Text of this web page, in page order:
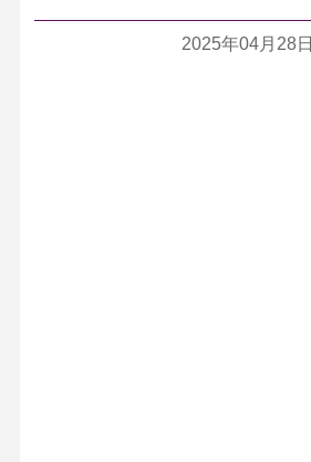
2025年04月28日